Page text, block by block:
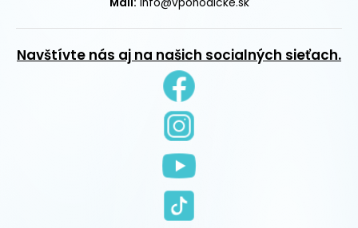
Navštívte nás aj na našich socialných sieťach.